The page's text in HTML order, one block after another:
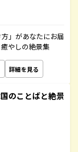
」があなたにお届
やしの絶景集
詳細を見る
のことばと絶景